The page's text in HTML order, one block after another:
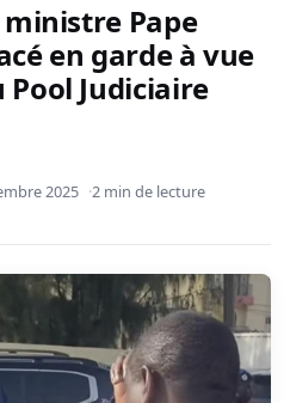
ministre Pape
en garde à vue
Judiciaire
2025 2 min de lecture